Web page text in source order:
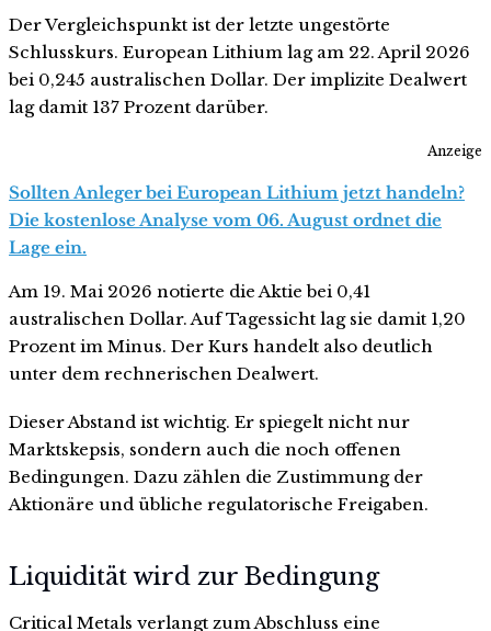
Der Vergleichspunkt ist der letzte ungestörte
Schlusskurs. European Lithium lag am 22. April 2026
bei 0,245 australischen Dollar. Der implizite Dealwert
lag damit 137 Prozent darüber.
Anzeige
Sollten Anleger bei European Lithium jetzt handeln?
Die kostenlose Analyse vom 06. August ordnet die
Lage ein.
Am 19. Mai 2026 notierte die Aktie bei 0,41
australischen Dollar. Auf Tagessicht lag sie damit 1,20
Prozent im Minus. Der Kurs handelt also deutlich
unter dem rechnerischen Dealwert.
Dieser Abstand ist wichtig. Er spiegelt nicht nur
Marktskepsis, sondern auch die noch offenen
Bedingungen. Dazu zählen die Zustimmung der
Aktionäre und übliche regulatorische Freigaben.
Liquidität wird zur Bedingung
Critical Metals verlangt zum Abschluss eine